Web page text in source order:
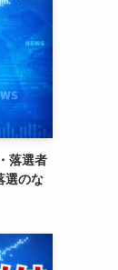
落選者
選のな